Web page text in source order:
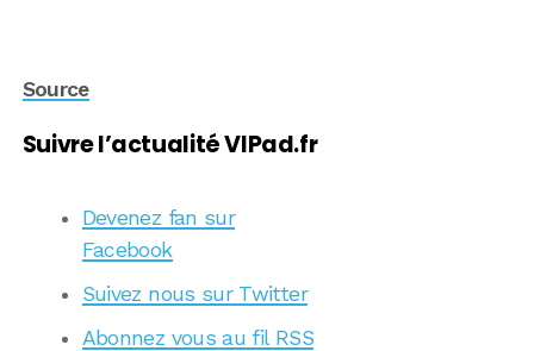
Source
Suivre l’actualité VIPad.fr
Devenez fan sur
Facebook
Suivez nous sur Twitter
Abonnez vous au fil RSS